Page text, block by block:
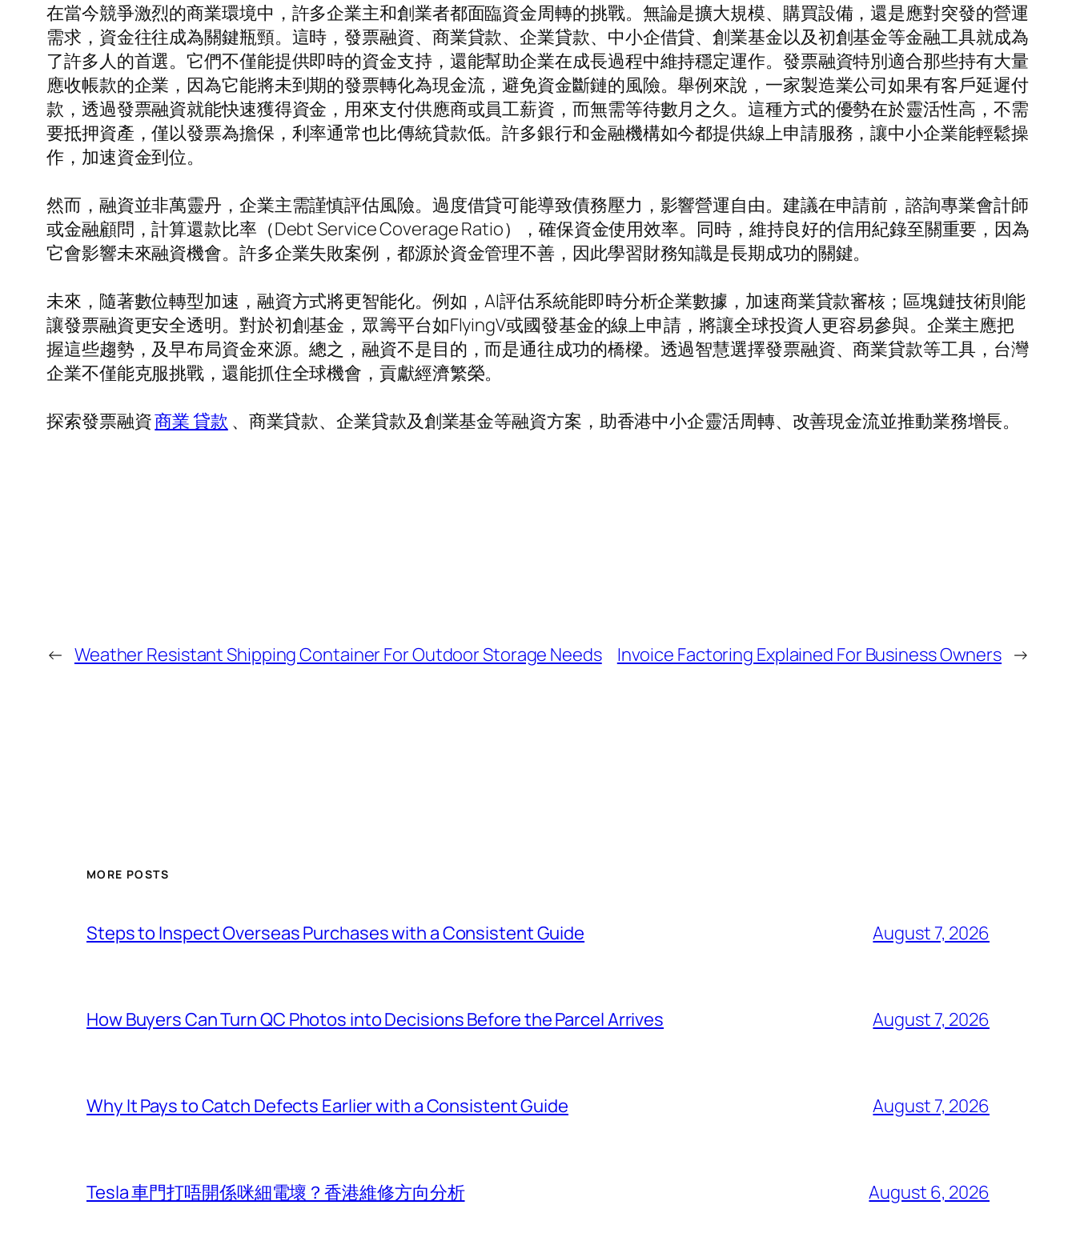
在當今競爭激烈的商業環境中，許多企業主和創業者都面臨資金周轉的挑戰。無論是擴大規模、購買設備，還是應對突發的營運
需求，資金往往成為關鍵瓶頸。這時，發票融資、商業貸款、企業貸款、中小企借貸、創業基金以及初創基金等金融工具就成為
了許多人的首選。它們不僅能提供即時的資金支持，還能幫助企業在成長過程中維持穩定運作。發票融資特別適合那些持有大量
應收帳款的企業，因為它能將未到期的發票轉化為現金流，避免資金斷鏈的風險。舉例來說，一家製造業公司如果有客戶延遲付
款，透過發票融資就能快速獲得資金，用來支付供應商或員工薪資，而無需等待數月之久。這種方式的優勢在於靈活性高，不需
要抵押資產，僅以發票為擔保，利率通常也比傳統貸款低。許多銀行和金融機構如今都提供線上申請服務，讓中小企業能輕鬆操
作，加速資金到位。
然而，融資並非萬靈丹，企業主需謹慎評估風險。過度借貸可能導致債務壓力，影響營運自由。建議在申請前，諮詢專業會計師
或金融顧問，計算還款比率（Debt Service Coverage Ratio），確保資金使用效率。同時，維持良好的信用紀錄至關重要，因為
它會影響未來融資機會。許多企業失敗案例，都源於資金管理不善，因此學習財務知識是長期成功的關鍵。
未來，隨著數位轉型加速，融資方式將更智能化。例如，AI評估系統能即時分析企業數據，加速商業貸款審核；區塊鏈技術則能
讓發票融資更安全透明。對於初創基金，眾籌平台如FlyingV或國發基金的線上申請，將讓全球投資人更容易參與。企業主應把
握這些趨勢，及早布局資金來源。總之，融資不是目的，而是通往成功的橋樑。透過智慧選擇發票融資、商業貸款等工具，台灣
企業不僅能克服挑戰，還能抓住全球機會，貢獻經濟繁榮。
探索發票融資商業 貸款 、商業貸款、企業貸款及創業基金等融資方案，助香港中小企靈活周轉、改善現金流並推動業務增長。
← Weather Resistant Shipping Container For Outdoor Storage Needs Invoice Factoring Explained For Business Owners →
MORE POSTS
Steps to Inspect Overseas Purchases with a Consistent Guide August 7, 2026
How Buyers Can Turn QC Photos into Decisions Before the Parcel Arrives August 7, 2026
Why It Pays to Catch Defects Earlier with a Consistent Guide August 7, 2026
Tesla 車門打唔開係咪細電壞？香港維修方向分析 August 6, 2026